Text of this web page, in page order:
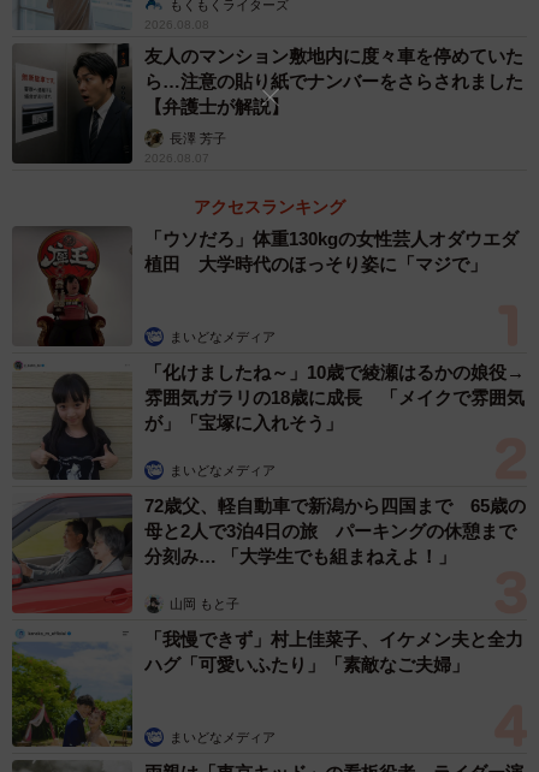
ーそもそもサクサクの天ぷらがしなびるのはどうしてでし
ょうか？
しなびる原因は、水分です。油で揚げた直後の衣は、中の
す。このからっと乾いた状態がサクサクを生み出していま
す。ところが時間が経つと、具材の中から衣へじわじわ水
分が移ったり、空気中の湿気を吸ったりして、湿った状態
になります。これがしなびる原因です。乾いているほどサ
クサクで、濡れるほどしんなりします。
ーつゆに浸かってから、どのくらいでサクサク感はなくな
るのでしょうか？
衣が液体に触れると数秒から十数秒で、サクサク感はなく
なります。つゆに浸さなくても具材からの水分や湿気でサ
クサク感はなくなっていくので、サクサクで食べたいなら
出てきた瞬間に食べるのが鉄則かもしれません。
ー天ぷらを別盛りにすれば本当にサクサクが長持ちするの
でしょうか？
もくもくライターズ
2026.08.08
友人のマンション敷地内に度々車を停めていた
ら…注意の貼り紙でナンバーをさらされました
【弁護士が解説】
長澤 芳子
2026.08.07
アクセスランキング
「ウソだろ」体重130kgの女性芸人オダウエダ
植田 大学時代のほっそり姿に「マジで」
まいどなメディア
「化けましたね～」10歳で綾瀬はるかの娘役→
雰囲気ガラリの18歳に成長 「メイクで雰囲気
が」「宝塚に入れそう」
まいどなメディア
72歳父、軽自動車で新潟から四国まで 65歳の
母と2人で3泊4日の旅 パーキングの休憩まで
分刻み… 「大学生でも組まねえよ！」
山岡 もと子
「我慢できず」村上佳菜子、イケメン夫と全力
ハグ「可愛いふたり」「素敵なご夫婦」
まいどなメディア